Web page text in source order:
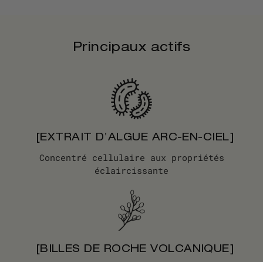
Principaux actifs
[EXTRAIT D’ALGUE ARC-EN-CIEL]
Concentré cellulaire aux propriétés
éclaircissante
[BILLES DE ROCHE VOLCANIQUE]